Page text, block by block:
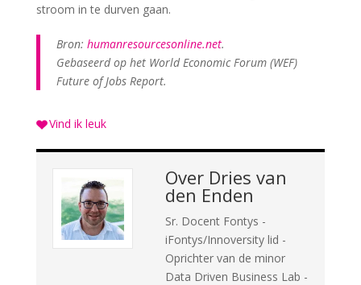
stroom in te durven gaan.
Bron: humanresourcesonline.net.
Gebaseerd op het World Economic Forum (WEF)
Future of Jobs Report.
Vind ik leuk
Over Dries van
den Enden
Sr. Docent Fontys -
iFontys/Innoversity lid -
Oprichter van de minor
Data Driven Business Lab -